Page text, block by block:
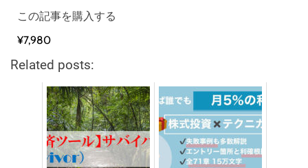
この記事を購入する
¥7,980
Related posts: